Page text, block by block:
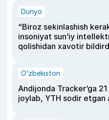
Dunyo
“Biroz sekinlashish
insoniyat sun’iy
qolishidan xavotir
O‘zbekiston
Andijonda Tracker’ga
joylab, YTH sodir etgan